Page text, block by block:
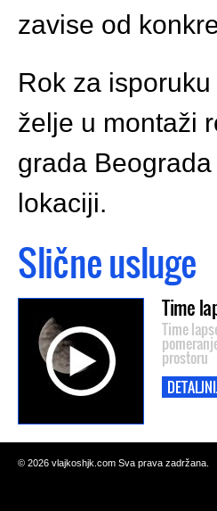
zavise od
Rok za
želje u montaži
grada
lokaciji.
Slične usluge
Time
Time
prostoru
© 2026 vlajkoshjk.com Sva prava zadržana.